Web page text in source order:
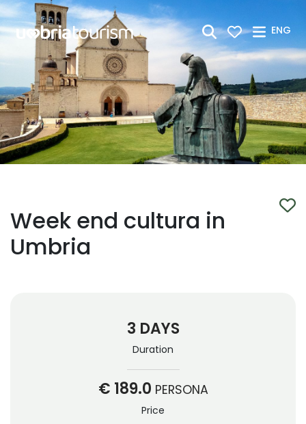
Skip to Main Content
ENG
Week end cultura in
Umbria
3 DAYS
Duration
€ 189.0 PERSONA
Price